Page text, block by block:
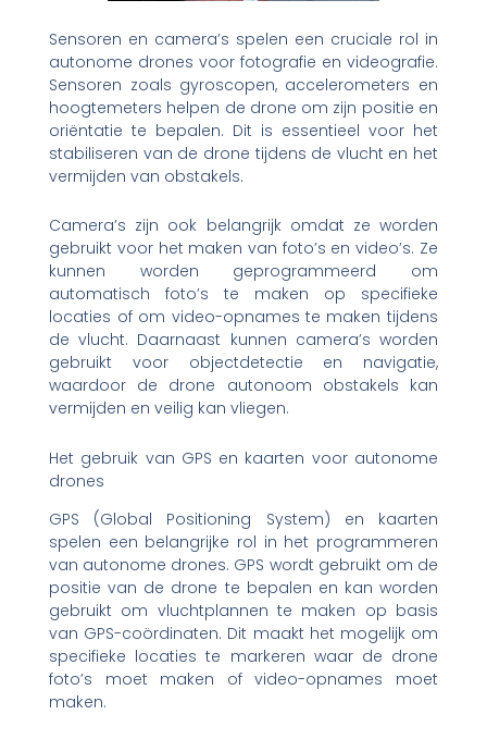
Sensoren en camera’s spelen een cruciale rol in
autonome drones voor fotografie en videografie.
Sensoren zoals gyroscopen, accelerometers en
hoogtemeters helpen de drone om zijn positie en
oriëntatie te bepalen. Dit is essentieel voor het
stabiliseren van de drone tijdens de vlucht en het
vermijden van obstakels.
Camera’s zijn ook belangrijk omdat ze worden
gebruikt voor het maken van foto’s en video’s. Ze
kunnen worden geprogrammeerd om
automatisch foto’s te maken op specifieke
locaties of om video-opnames te maken tijdens
de vlucht. Daarnaast kunnen camera’s worden
gebruikt voor objectdetectie en navigatie,
waardoor de drone autonoom obstakels kan
vermijden en veilig kan vliegen.
Het gebruik van GPS en kaarten voor autonome
drones
GPS (Global Positioning System) en kaarten
spelen een belangrijke rol in het programmeren
van autonome drones. GPS wordt gebruikt om de
positie van de drone te bepalen en kan worden
gebruikt om vluchtplannen te maken op basis
van GPS-coördinaten. Dit maakt het mogelijk om
specifieke locaties te markeren waar de drone
foto’s moet maken of video-opnames moet
maken.